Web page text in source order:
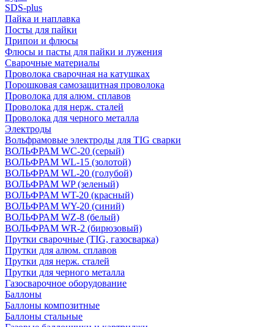
SDS-plus
Пайка и наплавка
Посты для пайки
Припои и флюсы
Флюсы и пасты для пайки и лужения
Сварочные материалы
Проволока сварочная на катушках
Порошковая самозащитная проволока
Проволока для алюм. сплавов
Проволока для нерж. сталей
Проволока для черного металла
Электроды
Вольфрамовые электроды для TIG сварки
ВОЛЬФРАМ WC-20 (серый)
ВОЛЬФРАМ WL-15 (золотой)
ВОЛЬФРАМ WL-20 (голубой)
ВОЛЬФРАМ WP (зеленый)
ВОЛЬФРАМ WT-20 (красный)
ВОЛЬФРАМ WY-20 (синий)
ВОЛЬФРАМ WZ-8 (белый)
ВОЛЬФРАМ WR-2 (бирюзовый)
Прутки сварочные (TIG, газосварка)
Прутки для алюм. сплавов
Прутки для нерж. сталей
Прутки для черного металла
Газосварочное оборудование
Баллоны
Баллоны композитные
Баллоны стальные